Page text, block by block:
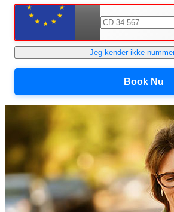
Jeg kender ikke
Book Nu